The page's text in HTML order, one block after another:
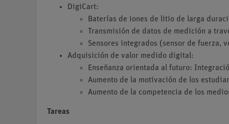
DigiCart:
Baterías de iones de litio de larga
Transmisión de datos de medición a
Sensores integrados (sensor de fuerza,
Adquisición de valor medido digital:
Enseñanza orientada al futuro:
Aumento de la motivación de los
Aumento de la competencia de los
Tareas